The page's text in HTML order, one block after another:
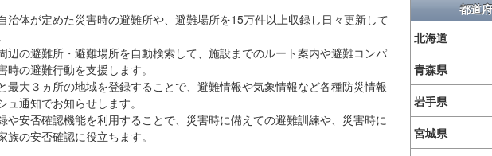
治体が定めた災害時の避難所や、避難場所を15万件以上収録し日々更新して
辺の避難所・避難場所を自動検索して、施設までのルート案内や避難コンパ
時の避難行動を支援します。
最大３ヵ所の地域を登録することで、避難情報や気象情報など各種防災情報
ュ通知でお知らせします。
や安否確認機能を利用することで、災害時に備えての避難訓練や、災害時に
族の安否確認に役立ちます。
都道
北海道
青森県
岩手県
宮城県